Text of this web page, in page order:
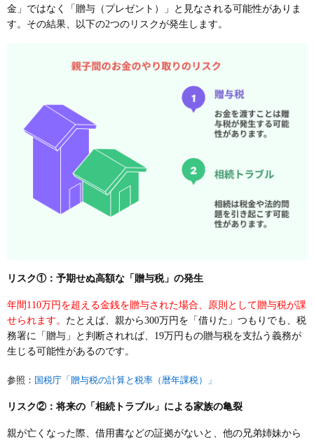
金」ではなく「贈与（プレゼント）」と見なされる可能性がありま
す。その結果、以下の2つのリスクが発生します。
リスク①：予期せぬ高額な「贈与税」の発生
年間110万円を超える金銭を贈与された場合、原則として贈与税が課
せられます。 たとえば、親から300万円を「借りた」つもりでも、税
務署に「贈与」と判断されれば、19万円もの贈与税を支払う義務が
生じる可能性があるのです。
参照： 国税庁「贈与税の計算と税率（暦年課税）」
リスク②：将来の「相続トラブル」による家族の亀裂
親が亡くなった際、借用書などの証拠がないと、他の兄弟姉妹から